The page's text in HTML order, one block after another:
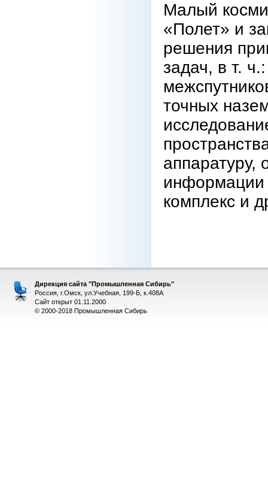
Малый
«Полет» и
решения
задач, в т.
точных
аппаратуру,
информации
комплекс и
Дирекция сайта "Промышленная Сибирь"
Россия, г.Омск, ул.Учебная, 199-Б, к.408А
Сайт открыт 01.11.2000
© 2000-2018 Промышленная Сибирь